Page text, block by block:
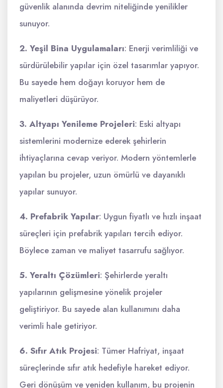
güvenlik alanında devrim niteliğinde yenilikler
sunuyor.
2. Yeşil Bina Uygulamaları: Enerji verimliliği ve
sürdürülebilir yapılar için özel tasarımlar yapıyor.
Bu sayede hem doğayı koruyor hem de
maliyetleri düşürüyor.
3. Altyapı Yenileme Projeleri: Eski altyapı
sistemlerini modernize ederek şehirlerin
ihtiyaçlarına cevap veriyor. Modern yöntemlerle
yapılan bu projeler, uzun ömürlü ve dayanıklı
yapılar sunuyor.
4. Prefabrik Yapılar: Uygun fiyatlı ve hızlı inşaat
süreçleri için prefabrik yapıları tercih ediyor.
Böylece zaman ve maliyet tasarrufu sağlıyor.
5. Yeraltı Çözümleri: Şehirlerde yeraltı
yapılarının gelişmesine yönelik projeler
geliştiriyor. Bu sayede alan kullanımını daha
verimli hale getiriyor.
6. Sıfır Atık Projesi: Tümer Hafriyat, inşaat
süreçlerinde sıfır atık hedefiyle hareket ediyor.
Geri dönüşüm ve yeniden kullanım, bu projenin